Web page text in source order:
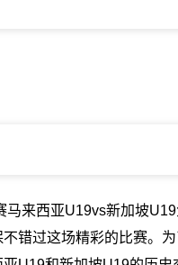
马来西亚U19vs新加坡
错过这场精彩的比赛。为